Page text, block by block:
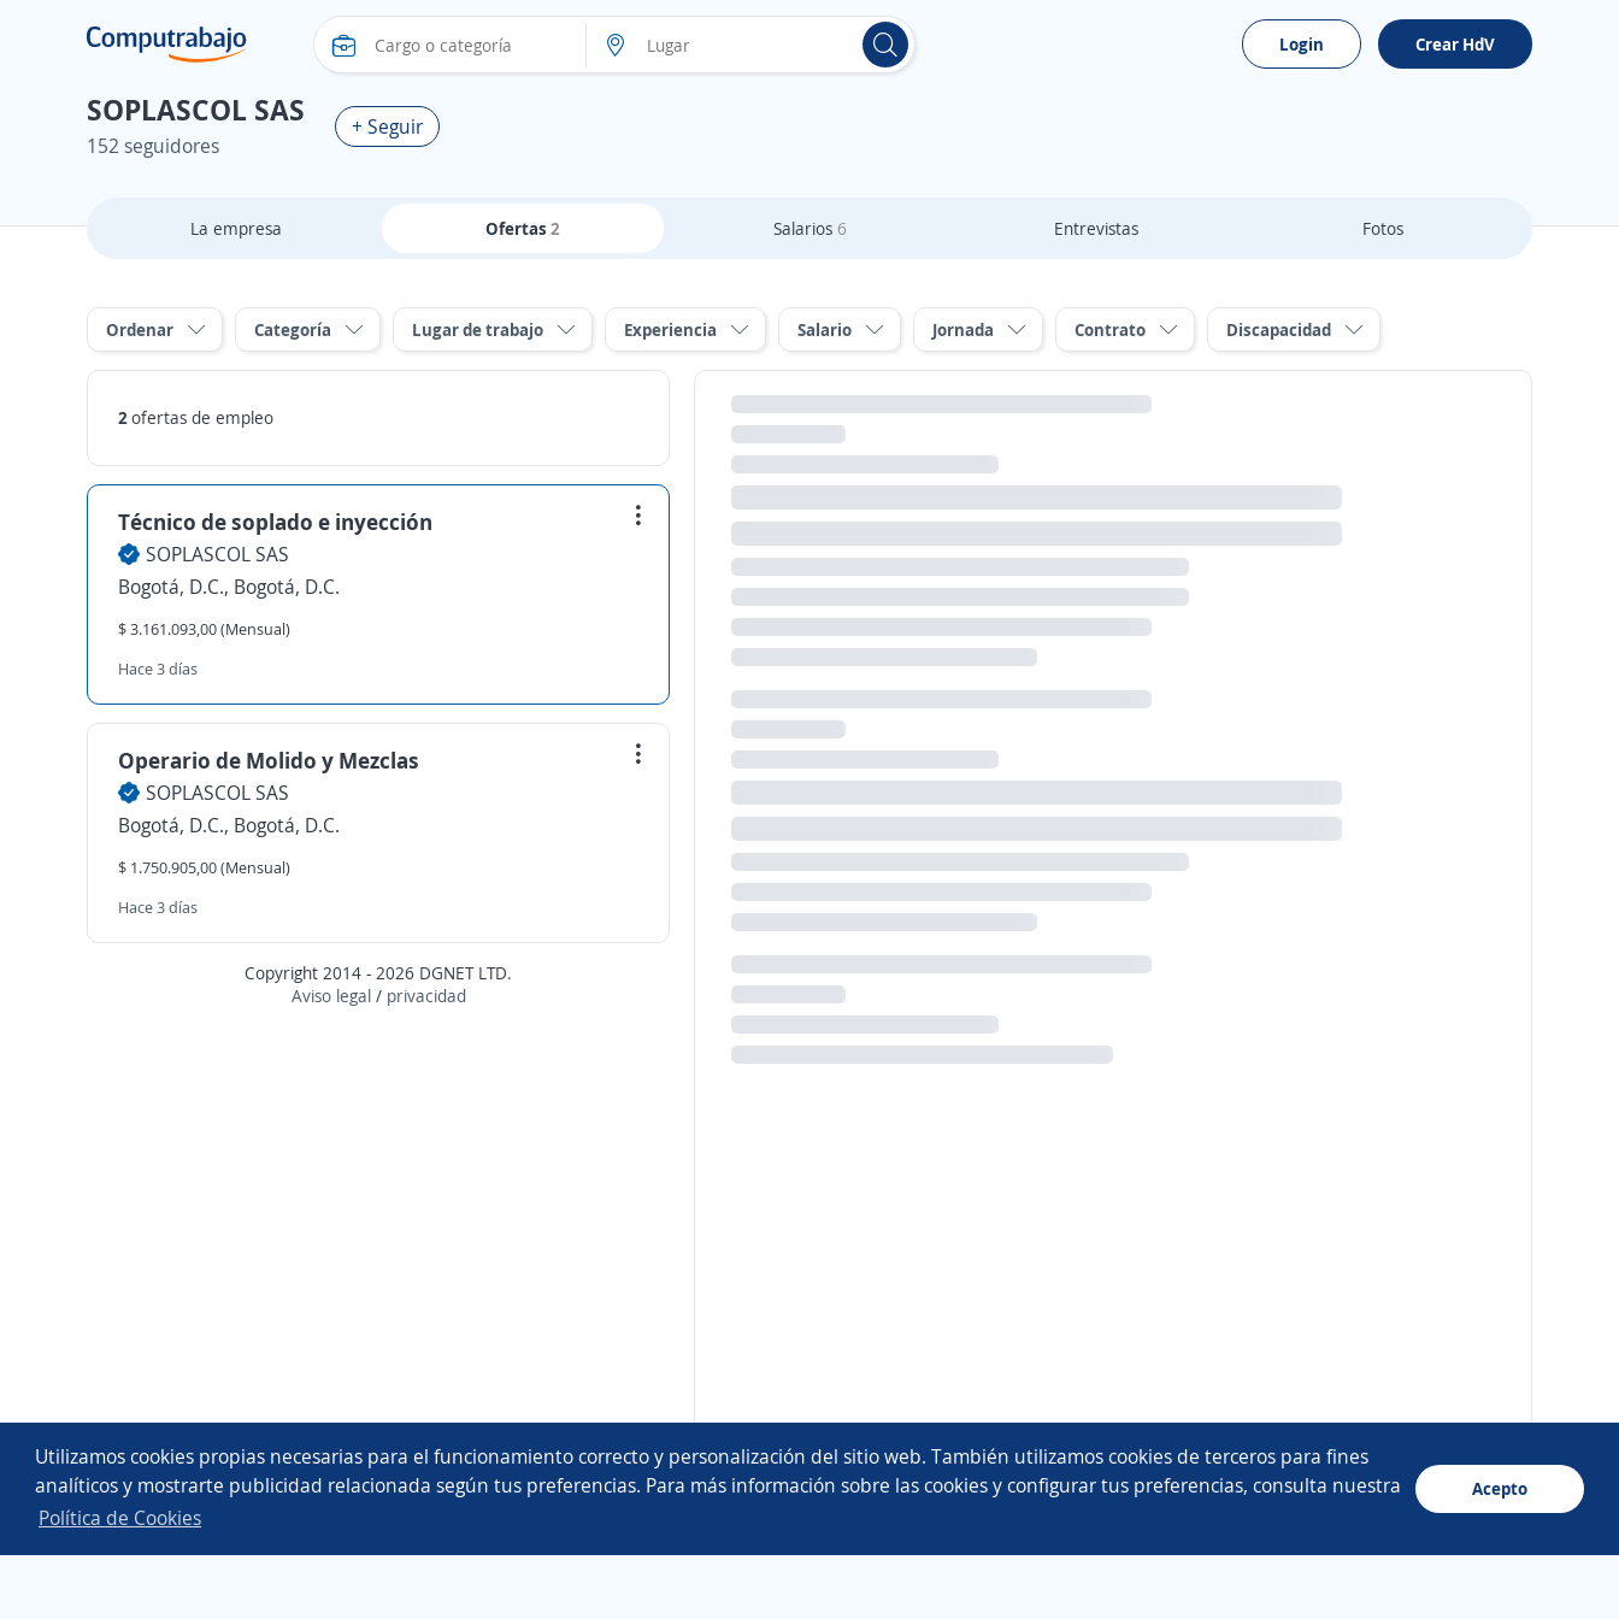
Utilizamos cookies propias necesarias para el funcionamiento correcto y personalización del sitio web. También utilizamos cookies de terceros para fines
analíticos y mostrarte publicidad relacionada según tus preferencias. Para más información sobre las cookies y configurar tus preferencias, consulta nuestra
Política de Cookies
Acepto
Login Crear HdV
SOPLASCOL SAS
152 seguidores
+ Seguir
La empresa Ofertas 2 Salarios 6 Entrevistas Fotos
Ordenar Categoría Lugar de trabajo Experiencia Salario Jornada Contrato Discapacidad
2ofertas de empleo
Técnico de soplado e inyección
SOPLASCOL SAS
Bogotá, D.C., Bogotá, D.C.
$ 3.161.093,00 (Mensual)
Hace 3 días
Operario de Molido y Mezclas
SOPLASCOL SAS
Bogotá, D.C., Bogotá, D.C.
$ 1.750.905,00 (Mensual)
Hace 3 días
Copyright 2014 - 2026 DGNET LTD.
Aviso legal/ privacidad